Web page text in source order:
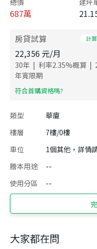
總價
687萬
建坪
房貸試算 計算
22,356 元/月
30年 | 利率2.35%概算 |
年寬限期
​符合首購資格嗎?
類型 華廈
樓層
7樓/0樓
車位
1個其他，詳情
謄本用途
--
使用分區
--
大家都在問